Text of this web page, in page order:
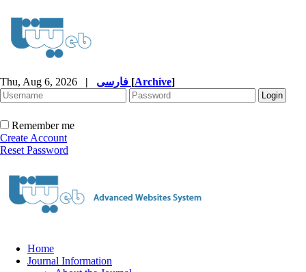
Thu, Aug 6, 2026 | [Archive]
Remember me
Create Account
Reset Password
Home
Journal Information